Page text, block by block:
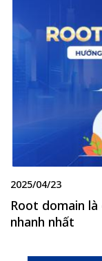
2025/04/23
Root domain
nhanh nhất